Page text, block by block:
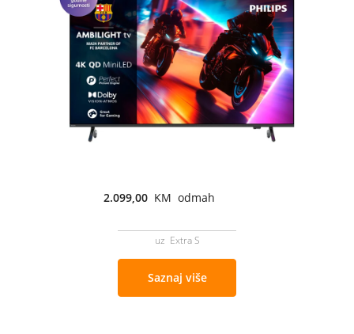
2.099,00 KM odmah
uz Extra S
Saznaj više